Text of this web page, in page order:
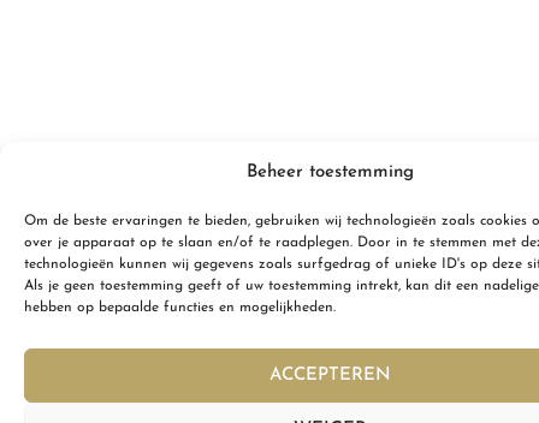
Beheer toestemming
Om de beste ervaringen te bieden, gebruiken wij technologieën zoals cookies
over je apparaat op te slaan en/of te raadplegen. Door in te stemmen met
technologieën kunnen wij gegevens zoals surfgedrag of unieke ID's op deze
Als je geen toestemming geeft of uw toestemming intrekt, kan dit een
hebben op bepaalde functies en mogelijkheden.
ACCEPTEREN